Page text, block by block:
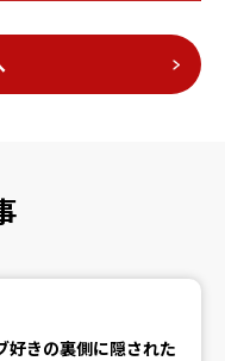
好きの裏側に隠された